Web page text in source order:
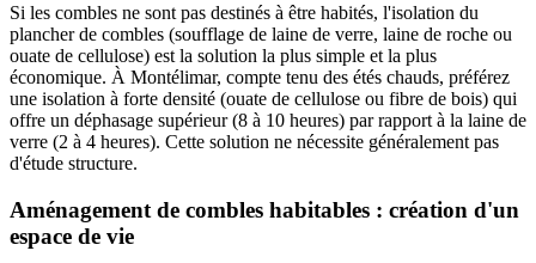
Si les combles ne sont pas destinés à être habités, l'isolation du
plancher de combles (soufflage de laine de verre, laine de roche ou
ouate de cellulose) est la solution la plus simple et la plus
économique. À Montélimar, compte tenu des étés chauds, préférez
une isolation à forte densité (ouate de cellulose ou fibre de bois) qui
offre un déphasage supérieur (8 à 10 heures) par rapport à la laine de
verre (2 à 4 heures). Cette solution ne nécessite généralement pas
d'étude structure.
Aménagement de combles habitables : création d'un
espace de vie